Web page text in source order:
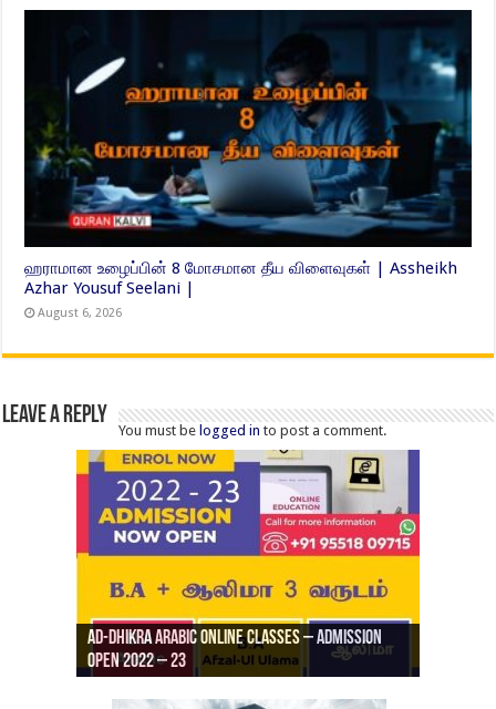
ஹராமான உழைப்பின் 8 மோசமான தீய விளைவுகள் | Assheikh
Azhar Yousuf Seelani |
August 6, 2026
Leave a Reply
You must be logged in to post a comment.
Ad-Dhikra Arabic Online Classes – Admission
Open 2022 – 23
Ad-Dhikra Arabic Online Classes – BA Arabic
AD DHIKRA ARABIC COLLEGE ADMISSION
ரியாத் ஜும்ஆ தமிழாக்கம், Jamia Al Hajiri
Masjid (Kuwait Masjid), Malaz, Riyadh